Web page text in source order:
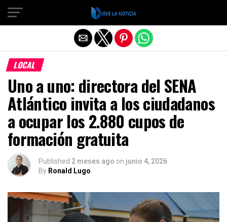
LOCAL
Uno a uno: directora del SENA
Atlántico invita a los ciudadanos
a ocupar los 2.880 cupos de
formación gratuita
Published 2 meses ago on junio 4, 2026
By Ronald Lugo
Salir de la versión móvil